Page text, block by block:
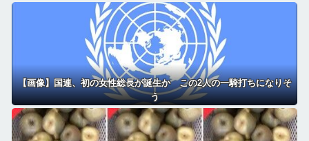
【画像】国連、初の女性総長が誕生か この2人の一騎打ちになりそ
う